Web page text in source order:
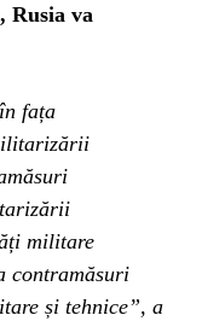
Rusia va
fața
militare
contramăsuri
și tehnice”, a